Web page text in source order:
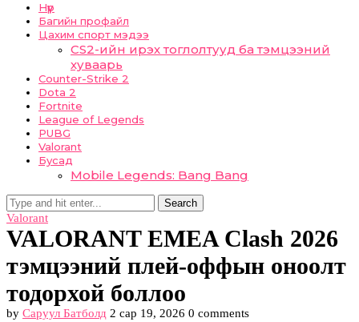
Нүүр
Багийн профайл
Цахим спорт мэдээ
CS2-ийн ирэх тоглолтууд ба тэмцээний
хуваарь
Counter-Strike 2
Dota 2
Fortnite
League of Legends
PUBG
Valorant
Бусад
Mobile Legends: Bang Bang
Search
Valorant
VALORANT EMEA Clash 2026
тэмцээний плей-оффын оноолт
тодорхой боллоо
by Саруул Батболд 2 сар 19, 2026 0 comments